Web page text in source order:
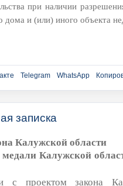
при наличии
дома и (или) иного объекта
Telegram WhatsApp
записка
Калужской области
Калужской
с проектом закона